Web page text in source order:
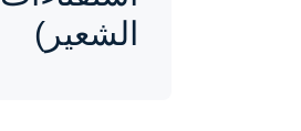
الشعير)